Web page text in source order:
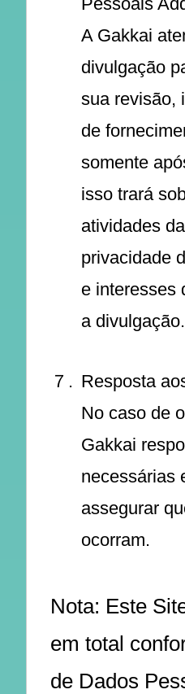
A Gakkai
divulgação
sua revisão,
de
somente
isso trará
atividades
privacidade
e interesses
a divulgação.
７. Resposta
No caso de
Gakkai
necessárias
assegurar
ocorram.
Nota: Este
em total
de Dados